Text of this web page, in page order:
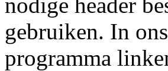
gebruiken. In
programma